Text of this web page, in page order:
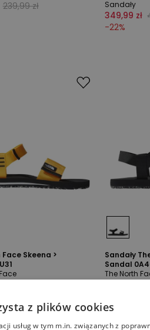
239,99 zł
Sandały
349,99 zł
-22%
Skeena >
Sandały
Sandal
The North
z plików cookies
usług w tym m.in. związanych z